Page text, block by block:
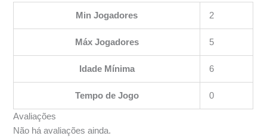
Min Jogadores 2
Máx Jogadores 5
Idade Mínima 6
Tempo de Jogo 0
Avaliações
Não há avaliações ainda.